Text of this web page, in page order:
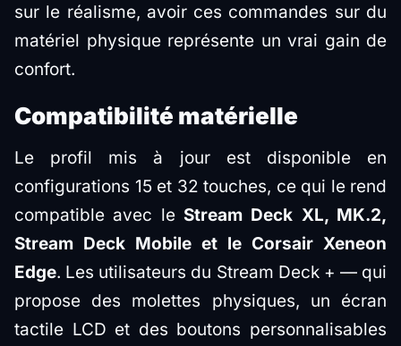
sur le réalisme, avoir ces commandes sur du
matériel physique représente un vrai gain de
confort.
Compatibilité matérielle
Le profil mis à jour est disponible en
configurations 15 et 32 touches, ce qui le rend
compatible avec le Stream Deck XL, MK.2,
Stream Deck Mobile et le Corsair Xeneon
Edge. Les utilisateurs du Stream Deck + — qui
propose des molettes physiques, un écran
tactile LCD et des boutons personnalisables